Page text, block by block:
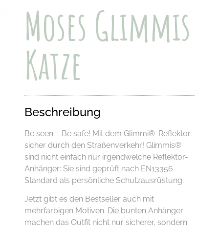
Moses Glimmis
Katze
Beschreibung
Be seen – Be safe! Mit dem Glimmi®-Reflektor
sicher durch den Straßenverkehr! Glimmis®
sind nicht einfach nur irgendwelche Reflektor-
Anhänger: Sie sind geprüft nach EN13356
Standard als persönliche Schutzausrüstung.
Jetzt gibt es den Bestseller auch mit
mehrfarbigen Motiven. Die bunten Anhänger
machen das Outfit nicht nur sicherer, sondern